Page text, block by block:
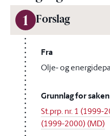
1 Forslag
Fra
Olje- og
Grunnlag for saken
St.prp. nr. 1 (1999-
(1999-2000) (MD)